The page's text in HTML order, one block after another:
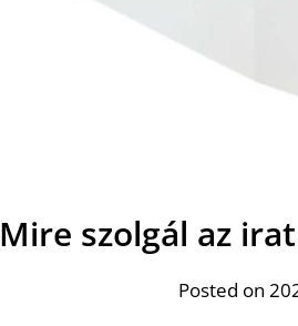
Mire szolgál az
Posted on